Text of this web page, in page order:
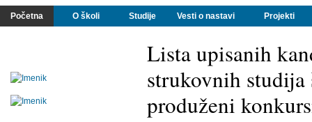
Početna O školi Studije Vesti o nastavi Projekti
Lista upisanih
strukovnih
produženi